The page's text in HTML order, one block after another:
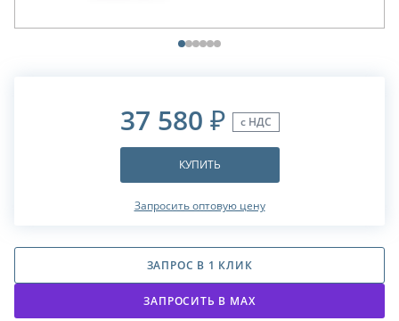
37 580 ₽ с НДС
КУПИТЬ
Запросить оптовую цену
ЗАПРОС В 1 КЛИК
ЗАПРОСИТЬ В МАХ